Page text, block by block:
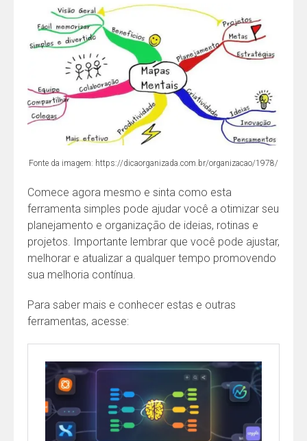
Fonte da imagem: https://dicaorganizada.com.br/organizacao/1978/
Comece agora mesmo e sinta como esta
ferramenta simples pode ajudar você a otimizar seu
planejamento e organização de ideias, rotinas e
projetos. Importante lembrar que você pode ajustar,
melhorar e atualizar a qualquer tempo promovendo
sua melhoria contínua.
Para saber mais e conhecer estas e outras
ferramentas, acesse: